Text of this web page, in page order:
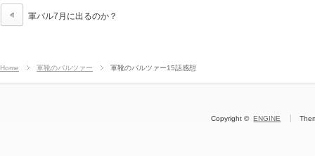
軍バル7月に出るのか？
Home 軍靴のバルツァー 軍靴のバルツァー15話感想
Copyright ©ENGINE